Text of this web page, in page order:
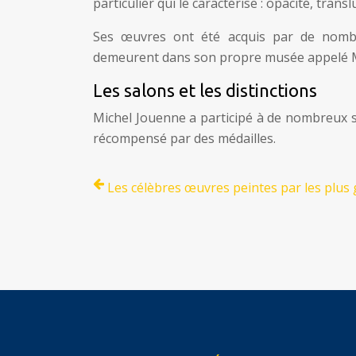
Ses œuvres ont été acquis par de
demeurent dans son propre musée appelé
Les salons et les distinctions
Michel Jouenne a participé à de
récompensé par des médailles.
Les célèbres œuvres peintes par les plus